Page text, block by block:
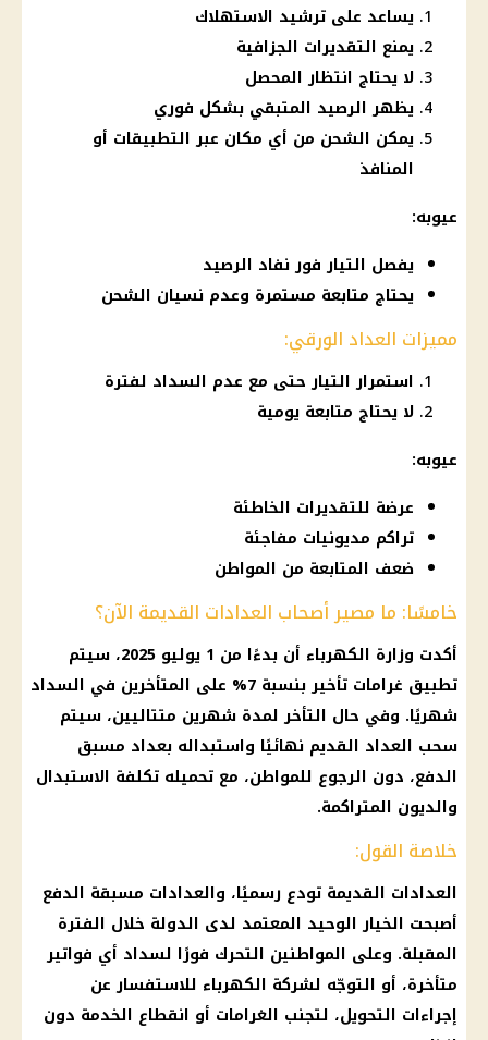
يساعد على ترشيد الاستهلاك
يمنع التقديرات الجزافية
لا يحتاج انتظار المحصل
يظهر الرصيد المتبقي بشكل فوري
يمكن الشحن من أي مكان عبر التطبيقات أو
المنافذ
عيوبه:
يفصل التيار فور نفاد الرصيد
يحتاج متابعة مستمرة وعدم نسيان الشحن
مميزات العداد الورقي:
استمرار التيار حتى مع عدم السداد لفترة
لا يحتاج متابعة يومية
عيوبه:
عرضة للتقديرات الخاطئة
تراكم مديونيات مفاجئة
ضعف المتابعة من المواطن
خامسًا: ما مصير أصحاب العدادات القديمة الآن؟
أكدت وزارة الكهرباء أن بدءًا من 1 يوليو 2025، سيتم
تطبيق غرامات تأخير بنسبة 7% على المتأخرين في السداد
شهريًا. وفي حال التأخر لمدة شهرين متتاليين، سيتم
سحب العداد القديم نهائيًا واستبداله بعداد مسبق
الدفع، دون الرجوع للمواطن، مع تحميله تكلفة الاستبدال
والديون المتراكمة.
خلاصة القول:
العدادات القديمة تودع رسميًا، والعدادات مسبقة الدفع
أصبحت الخيار الوحيد المعتمد لدى الدولة خلال الفترة
المقبلة. وعلى المواطنين التحرك فورًا لسداد أي فواتير
متأخرة، أو التوجّه لشركة الكهرباء للاستفسار عن
إجراءات التحويل، لتجنب الغرامات أو انقطاع الخدمة دون